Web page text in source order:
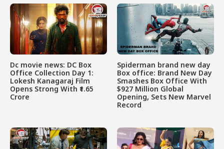
Dc movie news: DC Box
Office Collection Day 1:
Lokesh Kanagaraj Film
Opens Strong With ₹1.65
Crore
Spiderman brand new day
Box office: Brand New Day
Smashes Box Office With
$927 Million Global
Opening, Sets New Marvel
Record